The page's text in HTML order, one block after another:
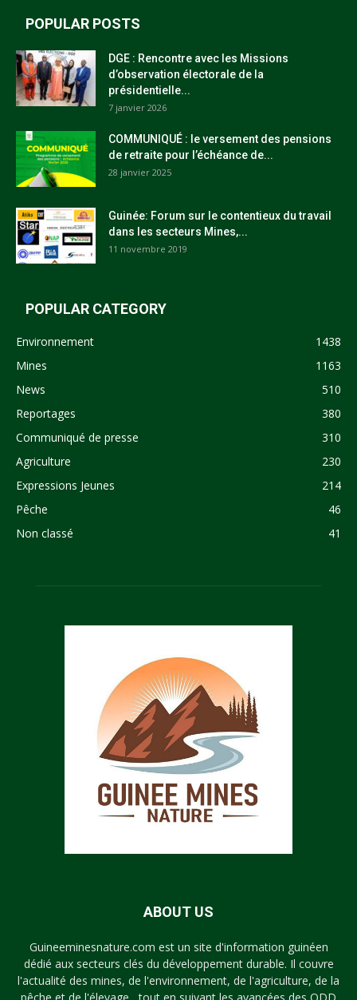
POPULAR POSTS
DGE : Rencontre avec les Missions
d’observation électorale de la
présidentielle...
7 janvier 2026
COMMUNIQUÉ : le versement des pensions
de retraite pour l’échéance de...
28 janvier 2025
Guinée: Forum sur le contentieux du travail
dans les secteurs Mines,...
11 novembre 2019
POPULAR CATEGORY
Environnement
1438
Mines
1163
News
510
Reportages
380
Communiqué de presse
310
Agriculture
230
Expressions Jeunes
214
Pêche
46
Non classé
41
ABOUT US
Guineeminesnature.com est un site d'information guinéen
dédié aux secteurs clés du développement durable. Il couvre
l'actualité des mines, de l'environnement, de l'agriculture, de la
pêche et de l'élevage , tout en suivant les avancées des ODD